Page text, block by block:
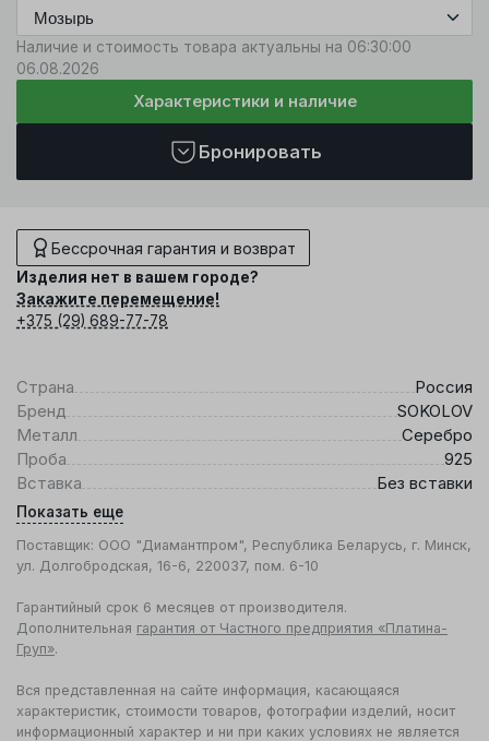
Наличие и стоимость товара актуальны на 06:30:00
06.08.2026
Характеристики и наличие
Бронировать
Бессрочная гарантия и возврат
Изделия нет в вашем городе?
Закажите перемещение!
+375 (29) 689-77-78
Страна
Россия
Бренд
SOKOLOV
Металл
Серебро
Проба
925
Вставка
Без вставки
Показать еще
Поставщик: ООО "Диамантпром", Республика Беларусь, г. Минск,
ул. Долгобродская, 16-6, 220037, пом. 6-10
Гарантийный срок 6 месяцев от производителя.
Дополнительная гарантия от Частного предприятия «Платина-
Груп».
Вся представленная на сайте информация, касающаяся
характеристик, стоимости товаров, фотографии изделий, носит
информационный характер и ни при каких условиях не является